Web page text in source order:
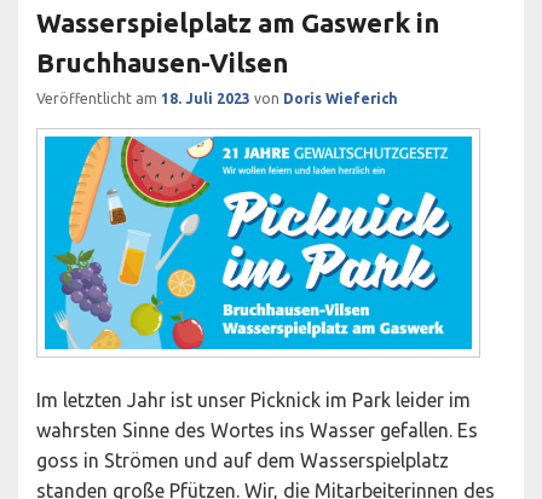
Wasserspielplatz am Gaswerk in
Bruchhausen-Vilsen
Veröffentlicht am 18. Juli 2023 von Doris Wieferich
Im letzten Jahr ist unser Picknick im Park leider im
wahrsten Sinne des Wortes ins Wasser gefallen. Es
goss in Strömen und auf dem Wasserspielplatz
standen große Pfützen. Wir, die Mitarbeiterinnen des